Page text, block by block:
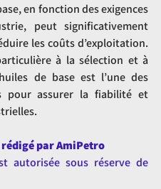
en fonction des exigences
peut significativement
les coûts d’exploitation.
à la sélection et à
de base est l’une des
pour assurer la fiabilité et
par AmiPetro
autorisée sous réserve de